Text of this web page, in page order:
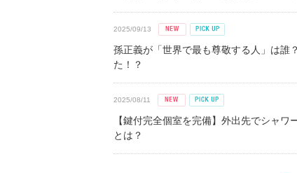
2025/09/13
孫正義が「世界で最も尊敬する人」は誰
た！？
2025/08/11
【鍵付完全個室を完備】外出先でシャ
とは？